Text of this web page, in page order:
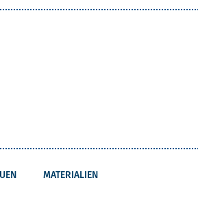
MATERIALIEN